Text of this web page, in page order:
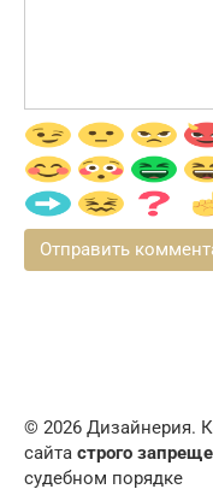
© 2026 Дизайнерия.
сайта строго
судебном порядке